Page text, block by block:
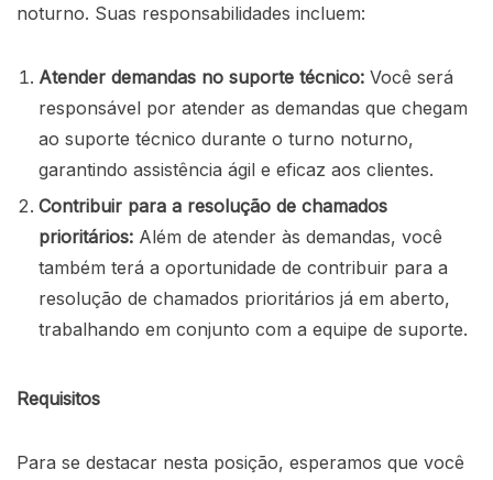
noturno. Suas responsabilidades incluem:
Atender demandas no suporte técnico: Você será
responsável por atender as demandas que chegam
ao suporte técnico durante o turno noturno,
garantindo assistência ágil e eficaz aos clientes.
Contribuir para a resolução de chamados
prioritários: Além de atender às demandas, você
também terá a oportunidade de contribuir para a
resolução de chamados prioritários já em aberto,
trabalhando em conjunto com a equipe de suporte.
Requisitos
Para se destacar nesta posição, esperamos que você